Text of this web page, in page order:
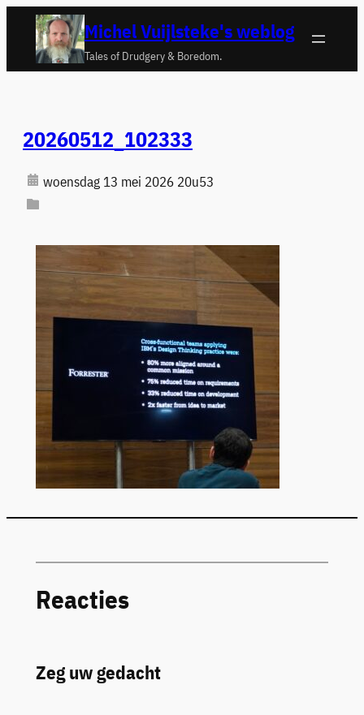
naar
Michel Vuijlsteke's weblog
Tales of Drudgery & Boredom.
20260512_102333
woensdag 13 mei 2026 20u53
Reacties
Zeg uw gedacht